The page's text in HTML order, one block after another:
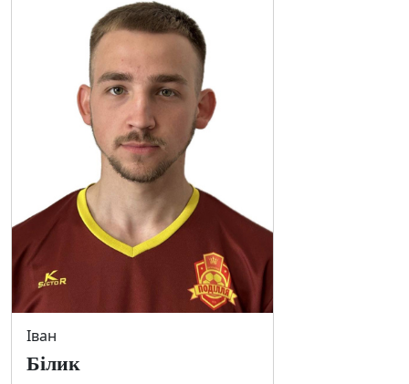
Іван
Білик